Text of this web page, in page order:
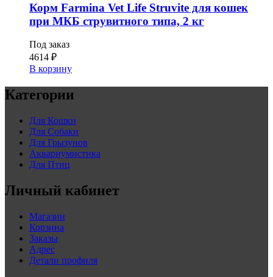
Корм Farmina Vet Life Struvite для кошек
при МКБ струвитного типа, 2 кг
Под заказ
4614 ₽
В корзину
Категории
Для Кошки
Для Собаки
Для Грызунов
Аквариумистика
Для Птиц
Личный кабинет
Магазин
Корзина
Заказы
Адрес
Детали профиля